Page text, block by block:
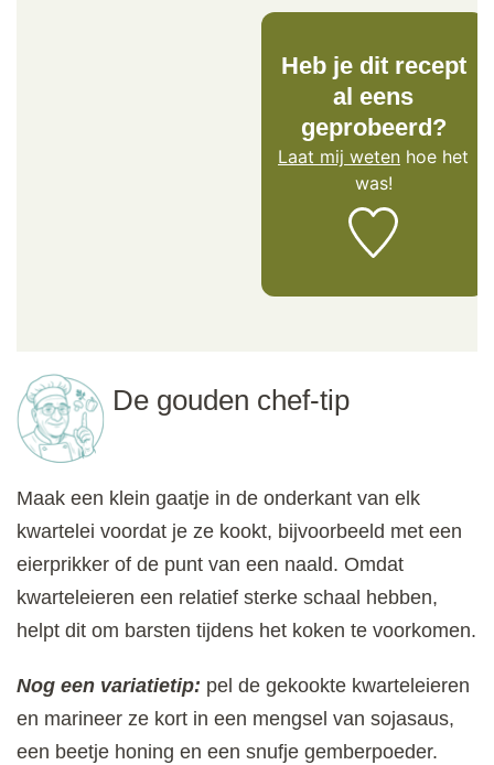
Heb je dit recept
al eens
geprobeerd?
Laat mij weten hoe het
was!
De gouden chef-tip
Maak een klein gaatje in de onderkant van elk
kwartelei voordat je ze kookt, bijvoorbeeld met een
eierprikker of de punt van een naald. Omdat
kwarteleieren een relatief sterke schaal hebben,
helpt dit om barsten tijdens het koken te voorkomen.
Nog een variatietip: pel de gekookte kwarteleieren
en marineer ze kort in een mengsel van sojasaus,
een beetje honing en een snufje gemberpoeder.